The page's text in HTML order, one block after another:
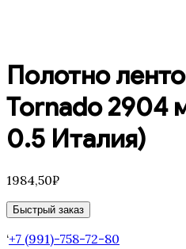
Полотно
Tornado 2904
0.5 Италия)
1984,50₽
Быстрый заказ
‘+7 (991)-758-72-80